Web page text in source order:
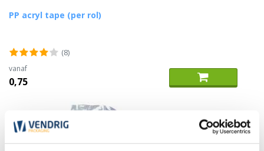
PP acryl tape (per rol)
(8)
vanaf
0,75